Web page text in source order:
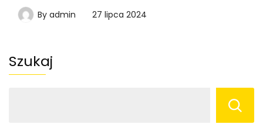
By admin 27 lipca 2024
Szukaj